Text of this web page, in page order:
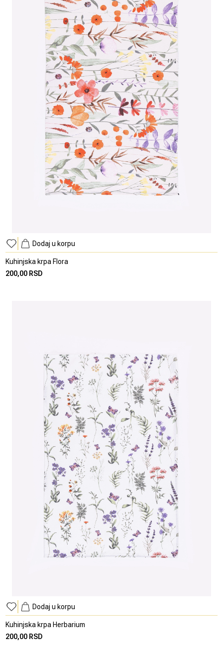
Dodaj u korpu
Kuhinjska krpa Flora
200,00 RSD
Dodaj u korpu
Kuhinjska krpa Herbarium
200,00 RSD